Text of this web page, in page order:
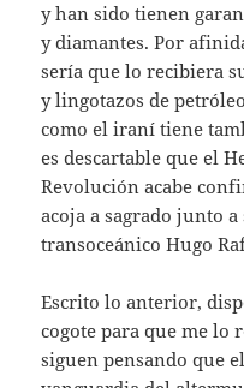
y han sido tienen
y diamantes. Por
sería que lo recibiera
y lingotazos de
como el iraní tiene
es descartable que el
Revolución acabe
acoja a sagrado junto
transoceánico Hugo
Escrito lo anterior,
cogote para que me lo
siguen pensando que